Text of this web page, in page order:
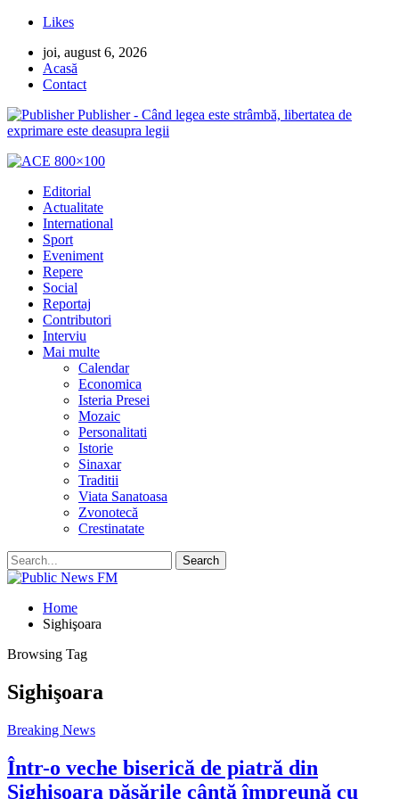
Likes
joi, august 6, 2026
Acasă
Contact
Publisher - Când legea este strâmbă, libertatea de
exprimare este deasupra legii
Editorial
Actualitate
International
Sport
Eveniment
Repere
Social
Reportaj
Contributori
Interviu
Mai multe
Calendar
Economica
Isteria Presei
Mozaic
Personalitati
Istorie
Sinaxar
Traditii
Viata Sanatoasa
Zvonotecă
Crestinatate
Home
Sighişoara
Browsing Tag
Sighişoara
Breaking News
Într-o veche biserică de piatră din
Sighişoara păsările cântă împreună cu